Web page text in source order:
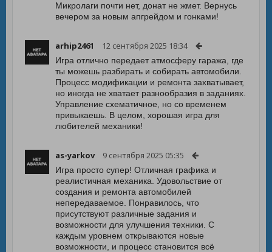
Микролаги почти нет, донат не жмет. Вернусь
вечером за новым апгрейдом и гонками!
arhip2461 12 сентября 2025 18:34
Игра отлично передает атмосферу гаража, где
ты можешь разбирать и собирать автомобили.
Процесс модификации и ремонта захватывает,
но иногда не хватает разнообразия в заданиях.
Управление схематичное, но со временем
привыкаешь. В целом, хорошая игра для
любителей механики!
as-yarkov 9 сентября 2025 05:35
Игра просто супер! Отличная графика и
реалистичная механика. Удовольствие от
создания и ремонта автомобилей
непередаваемое. Понравилось, что
присутствуют различные задания и
возможности для улучшения техники. С
каждым уровнем открываются новые
возможности, и процесс становится всё